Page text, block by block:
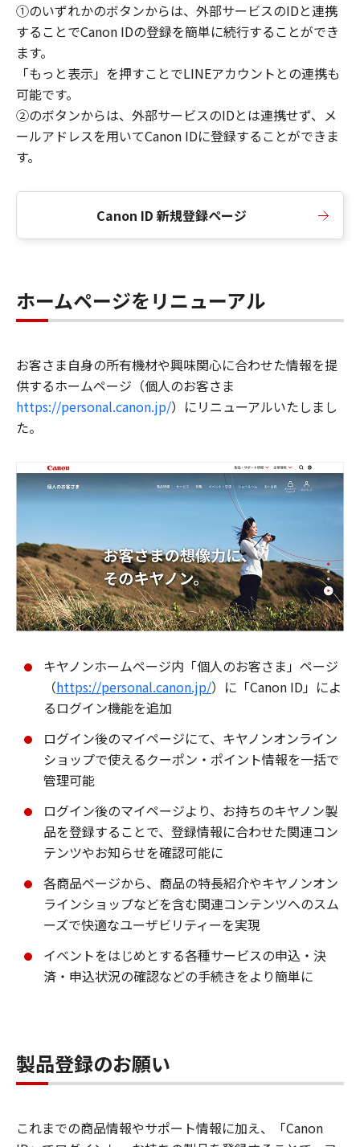
①のいずれかのボタンからは、外部サービスのIDと連携
することでCanon IDの登録を簡単に続行することができ
ます。
「もっと表示」を押すことでLINEアカウントとの連携も
可能です。
②のボタンからは、外部サービスのIDとは連携せず、メ
ールアドレスを用いてCanon IDに登録することができま
す。
Canon ID 新規登録ページ
ホームページをリニューアル
お客さま自身の所有機材や興味関心に合わせた情報を提
供するホームページ（個人のお客さま
https://personal.canon.jp/）にリニューアルいたしまし
た。
キヤノンホームページ内「個人のお客さま」ページ
（https://personal.canon.jp/）に「Canon ID」によ
るログイン機能を追加
ログイン後のマイページにて、キヤノンオンライン
ショップで使えるクーポン・ポイント情報を一括で
管理可能
ログイン後のマイページより、お持ちのキヤノン製
品を登録することで、登録情報に合わせた関連コン
テンツやお知らせを確認可能に
各商品ページから、商品の特長紹介やキヤノンオン
ラインショップなどを含む関連コンテンツへのスム
ーズで快適なユーザビリティーを実現
イベントをはじめとする各種サービスの申込・決
済・申込状況の確認などの手続きをより簡単に
製品登録のお願い
これまでの商品情報やサポート情報に加え、「Canon